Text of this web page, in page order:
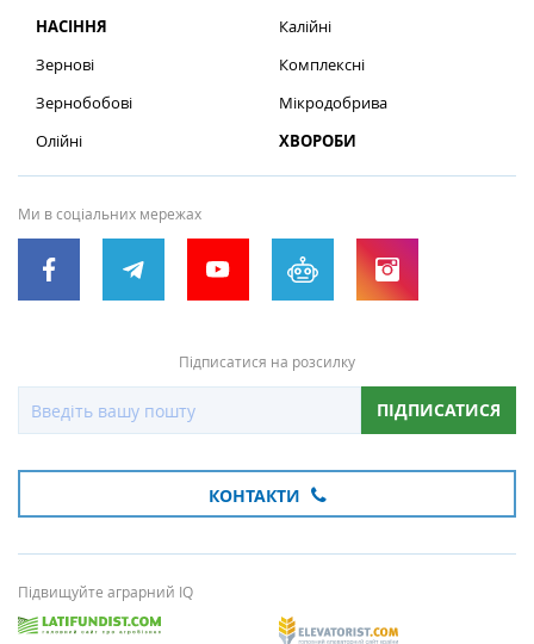
НАСІННЯ
Зернові
Зернобобові
Олійні
Калійні
Комплексні
Мікродобрива
ХВОРОБИ
Ми в соціальних мережах
Підписатися на розсилку
ПІДПИСАТИСЯ
КОНТАКТИ
Підвищуйте аграрний IQ